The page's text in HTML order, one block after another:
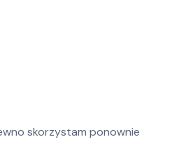
skorzystam ponownie